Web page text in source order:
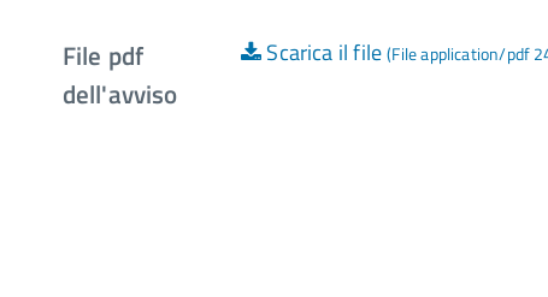
File pdf
dell'avviso
Scarica il file(File application/pdf